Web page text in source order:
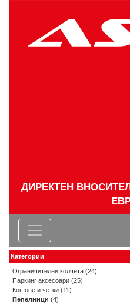
ДИРЕКТЕН
Категории
Ограничителни колчета (24)
Паркинг аксесоари (25)
Кошове и четки (11)
Пепелници (4)